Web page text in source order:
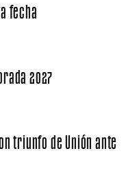
fecha
2027
triunfo de Unión ante